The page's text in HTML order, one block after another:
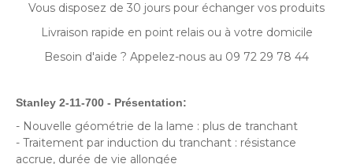
Vous disposez de 30 jours pour échanger vos produits
Livraison rapide en point relais ou à votre domicile
Besoin d'aide ? Appelez-nous au 09 72 29 78 44
Stanley 2-11-700 - Présentation:
- Nouvelle géométrie de la lame : plus de tranchant
- Traitement par induction du tranchant : résistance
accrue, durée de vie allongée